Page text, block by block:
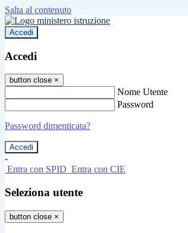
Salta al contenuto
Accedi
Accedi
button close ×
Nome Utente
Password
Password dimenticata?
-
Entra con SPID Entra con CIE
Seleziona utente
button close ×